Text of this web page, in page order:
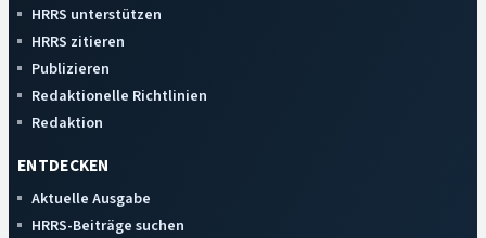
HRRS unterstützen
HRRS zitieren
Publizieren
Redaktionelle Richtlinien
Redaktion
ENTDECKEN
Aktuelle Ausgabe
HRRS-Beiträge suchen